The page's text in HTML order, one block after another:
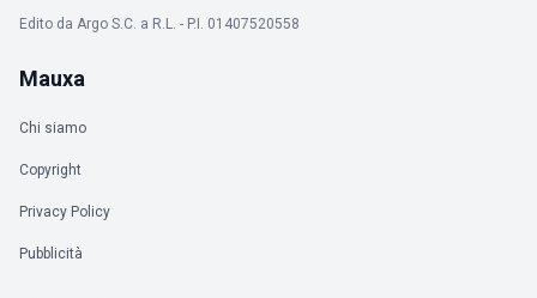
Edito da Argo S.C. a R.L. - P.I. 01407520558
Mauxa
Chi siamo
Copyright
Privacy Policy
Pubblicità